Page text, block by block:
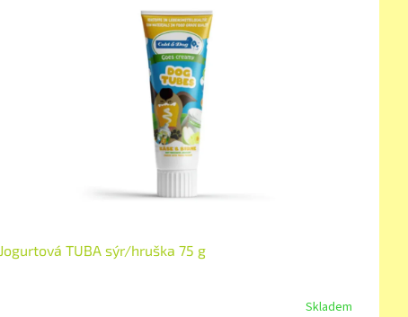
Jogurtová TUBA sýr/hruška 75 g
Skladem